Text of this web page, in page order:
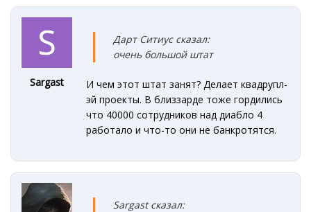
Sargast
Дарт Ситиус сказал:
очень большой штат
И чем этот штат занят? Делает квадрупл-
эй проекты. В близзарде тоже гордились
что 40000 сотрудников над диабло 4
работало и что-то они не банкротятся.
Sargast сказал: